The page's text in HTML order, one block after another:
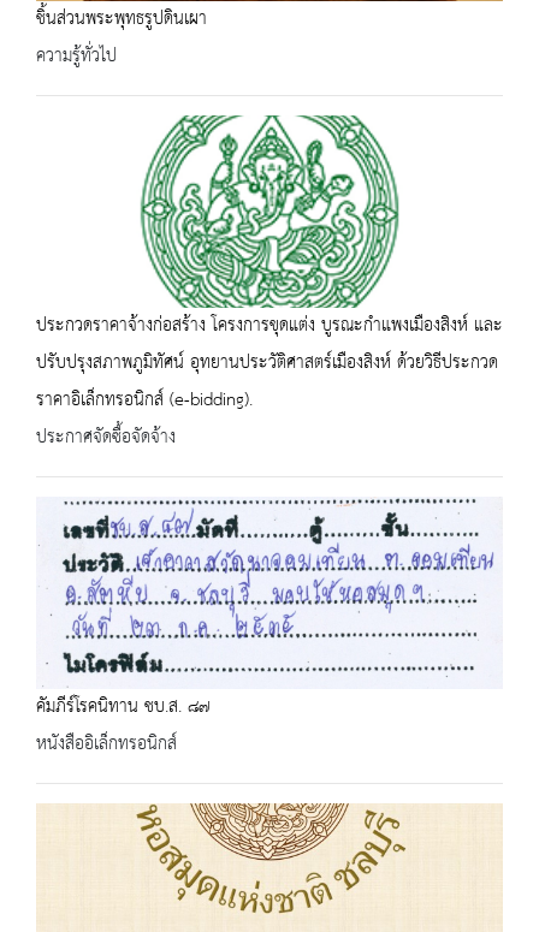
ชิ้นส่วนพระพุทธรูปดินเผา
ความรู้ทั่วไป
ประกวดราคาจ้างก่อสร้าง โครงการขุดแต่ง บูรณะกำแพงเมืองสิงห์ และ
ปรับปรุงสภาพภูมิทัศน์ อุทยานประวัติศาสตร์เมืองสิงห์ ด้วยวิธีประกวด
ราคาอิเล็กทรอนิกส์ (e-bidding).
ประกาศจัดซื้อจัดจ้าง
คัมภีร์โรคนิทาน ชบ.ส. ๘๗
หนังสืออิเล็กทรอนิกส์